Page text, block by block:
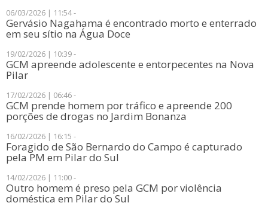
06/03/2026 | 11:54 -
Gervásio Nagahama é encontrado morto e enterrado
em seu sítio na Água Doce
19/02/2026 | 10:39 -
GCM apreende adolescente e entorpecentes na Nova
Pilar
17/02/2026 | 06:46 -
​GCM prende homem por tráfico e apreende 200
porções de drogas no Jardim Bonanza
16/02/2026 | 16:15 -
Foragido de São Bernardo do Campo é capturado
pela PM em Pilar do Sul
14/02/2026 | 11:00 -
​Outro homem é preso pela GCM por violência
doméstica em Pilar do Sul